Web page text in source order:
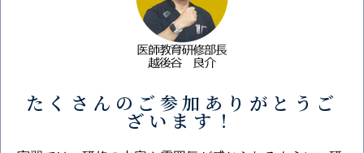
たくさんのご参加ありがとうご
ざいます！